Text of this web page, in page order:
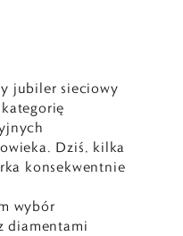
jubiler sieciowy
Dziś, kilka
konsekwentnie
wybór
diamentami